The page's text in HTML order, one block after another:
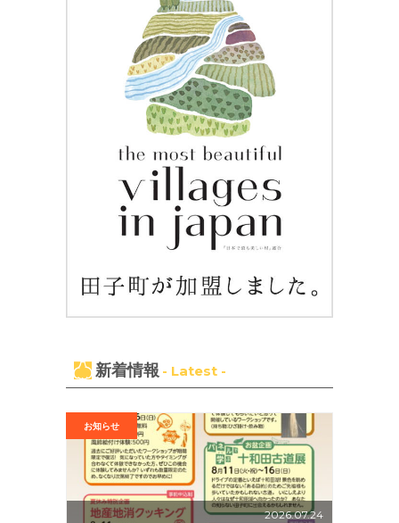
新着情報 - Latest -
お知らせ
2026.07.24